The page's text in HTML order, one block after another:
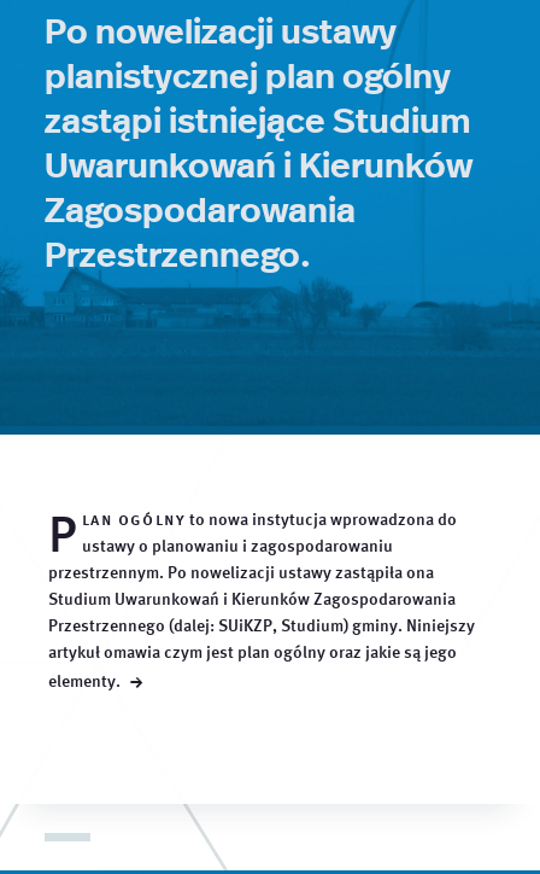
Po nowelizacji ustawy
planistycznej plan ogólny
zastąpi istniejące Studium
Uwarunkowań i Kierunków
Zagospodarowania
Przestrzennego.
P lan ogólny to nowa instytucja wprowadzona do
ustawy o planowaniu i zagospodarowaniu
przestrzennym. Po nowelizacji ustawy zastąpiła ona
Studium Uwarunkowań i Kierunków Zagospodarowania
Przestrzennego (dalej: SUiKZP, Studium) gminy. Niniejszy
artykuł omawia czym jest plan ogólny oraz jakie są jego
elementy. →